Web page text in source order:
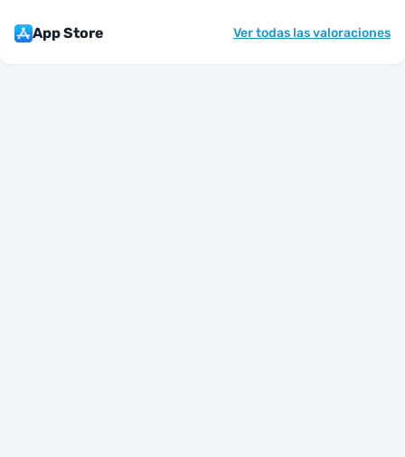
App Store Ver todas las valoraciones